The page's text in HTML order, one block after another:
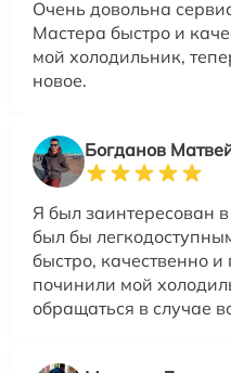
Очень довольна
Мастера быстро и
мой холодильник,
новое.
Богданов
Я был заинтересован
был бы
быстро, качественно
починили мой
обращаться в случае